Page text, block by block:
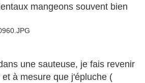
mangeons souvent bien
une sauteuse, je fais revenir
et à mesure que j'épluche (